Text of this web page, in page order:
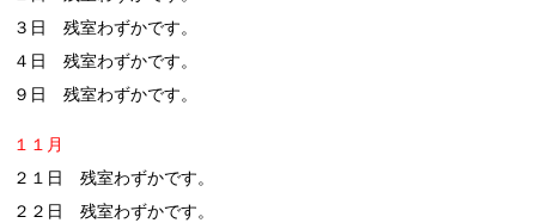
３日 残室わずかです。
４日 残室わずかです。
９日 残室わずかです。
１１月
２１日 残室わずかです。
２２日 残室わずかです。